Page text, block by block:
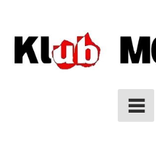
to
content